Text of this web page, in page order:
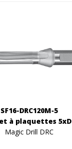
SF16-DRC120M-5
à plaquettes 5xD
Magic Drill DRC